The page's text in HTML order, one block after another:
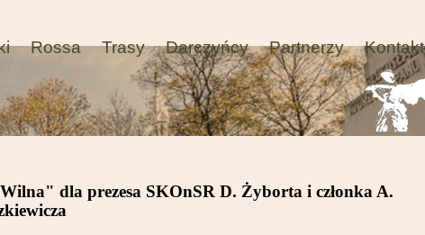
Rossa Trasy Darczyńcy Partnerzy Kontakt
dla prezesa SKOnSR D. Żyborta i członka A.